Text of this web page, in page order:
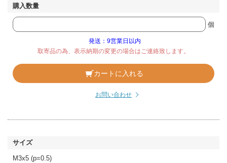
個
発送：9営業日以内
取寄品の為、表示納期の変更の場合はご連絡致します。
カートに入れる
お問い合わせ
M3x5 (p=0.5)